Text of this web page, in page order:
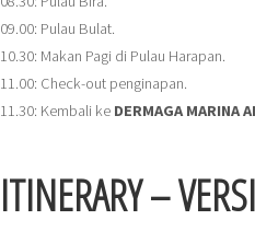
09.00: Pulau Bulat.
10.30: Makan Pagi di Pulau Harapan.
11.00: Check-out penginapan.
11.30: Kembali ke DERMAGA MARINA
ITINERARY –